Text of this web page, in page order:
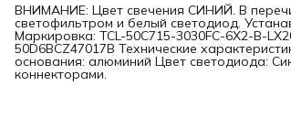
ВНИМАНИЕ: Цвет свечения СИНИЙ. В
светофильтром и белый светодиод.
Маркировка: TCL-50C715-3030FC-6X2-B-
50D6BCZ47017B Технические
основания: алюминий Цвет светодиода:
коннекторами.